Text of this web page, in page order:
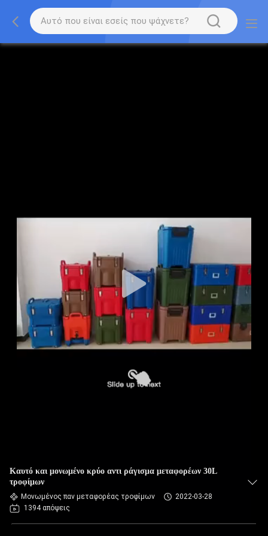
Καυτό και μονωμένο κρύο αντι ράγισμα μεταφορέων 30L
τροφίμων
Μονωμένος παν μεταφορέας τροφίμων
2022-03-28
1394 απόψεις